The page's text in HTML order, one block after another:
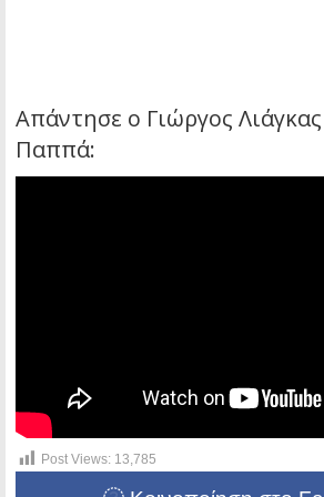
Απάντησε ο Γιώργος
Παππά:
Post Views: 13,785